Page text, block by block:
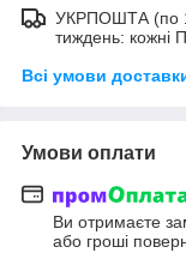
УКРПОШТА (по
тиждень:
Всі умови
Умови оплати
Ви отримаєте
або гроші